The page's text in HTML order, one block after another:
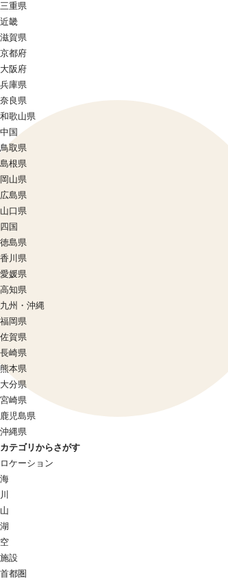
三重県
近畿
滋賀県
京都府
大阪府
兵庫県
奈良県
和歌山県
中国
鳥取県
島根県
岡山県
広島県
山口県
四国
徳島県
香川県
愛媛県
高知県
九州・沖縄
福岡県
佐賀県
長崎県
熊本県
大分県
宮崎県
鹿児島県
沖縄県
カテゴリからさがす
ロケーション
海
川
山
湖
空
施設
首都圏